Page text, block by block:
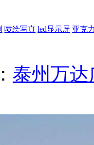
喷绘写真 led显示屏 亚克
泰州万